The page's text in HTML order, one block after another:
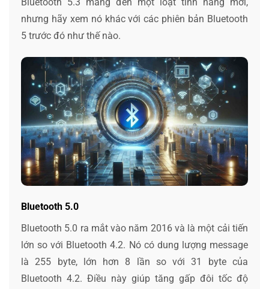
nhưng hãy xem nó khác với các phiên bản Bluetooth
5 trước đó như thế nào.
Bluetooth 5.0
Bluetooth 5.0 ra mắt vào năm 2016 và là một cải tiến
lớn so với Bluetooth 4.2. Nó có dung lượng message
là 255 byte, lớn hơn 8 lần so với 31 byte của
Bluetooth 4.2. Điều này giúp tăng gấp đôi tốc độ